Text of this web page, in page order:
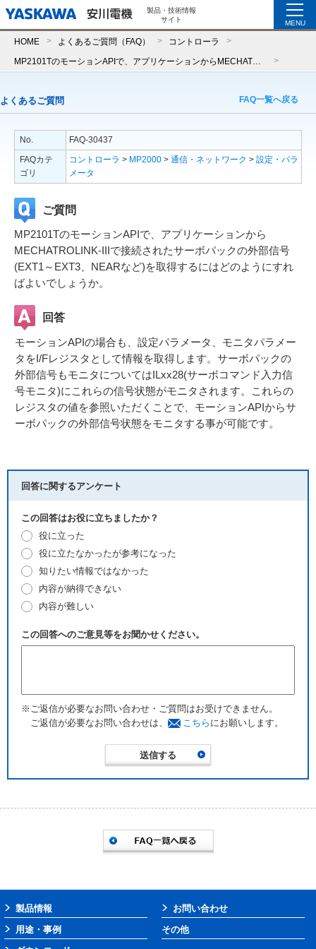
製品・技術情報
サイト
MENU
HOME よくあるご質問（FAQ） コントローラ
よくあるご質問 FAQ一覧へ戻る
No.
FAQ-30437
FAQカテ
ゴリ
コントローラ > MP2000 > 通信・ネットワーク > 設定・パラ
メータ
ご質問
MP2101TのモーションAPIで、アプリケーションから
MECHATROLINK-IIIで接続されたサーボパックの外部信号
(EXT1～EXT3、NEARなど)を取得するにはどのようにすれ
ばよいでしょうか。
回答
モーションAPIの場合も、設定パラメータ、モニタパラメー
タをI/Fレジスタとして情報を取得します。サーボパックの
外部信号もモニタについてはILxx28(サーボコマンド入力信
号モニタ)にこれらの信号状態がモニタされます。これらの
レジスタの値を参照いただくことで、モーションAPIからサ
ーボパックの外部信号状態をモニタする事が可能です。
回答に関するアンケート
この回答はお役に立ちましたか？
役に立った
役に立たなかったが参考になった
知りたい情報ではなかった
内容が納得できない
内容が難しい
この回答へのご意見等をお聞かせください。
※ご返信が必要なお問い合わせ・ご質問はお受けできません。
ご返信が必要なお問い合わせは、
こちら にお願いします。
製品情報
用途・事例
お問い合わせ
その他